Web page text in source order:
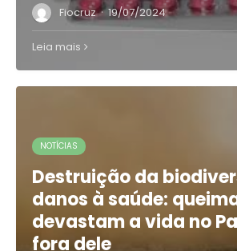
Fiocruz · 19/07/2024
Leia mais
NOTÍCIAS
Destruição da
danos à saúde:
devastam a vida no
fora dele